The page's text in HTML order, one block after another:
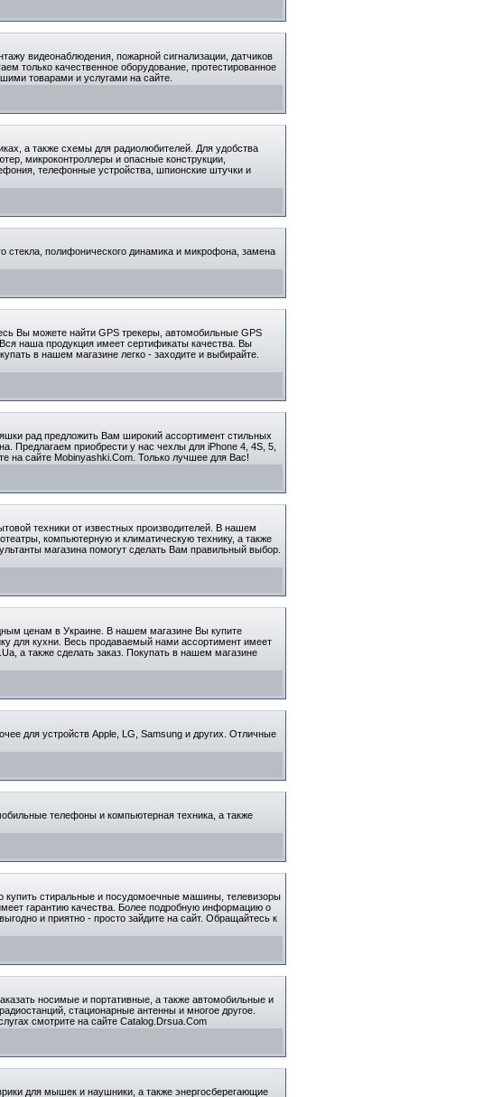
видеонаблюдения, пожарной сигнализации, датчиков
только качественное оборудование, протестированное
товарами и услугами на сайте.
а также схемы для радиолюбителей. Для удобства
микроконтроллеры и опасные конструкции,
телефонные устройства, шпионские штучки и
стекла, полифонического динамика и микрофона, замена
Вы можете найти GPS трекеры, автомобильные GPS
наша продукция имеет сертификаты качества. Вы
в нашем магазине легко - заходите и выбирайте.
рад предложить Вам широкий ассортимент стильных
Предлагаем приобрести у нас чехлы для iPhone 4, 4S, 5,
на сайте Mobinyashki.Com. Только лучшее для Вас!
техники от известных производителей. В нашем
компьютерную и климатическую технику, а также
магазина помогут сделать Вам правильный выбор.
ценам в Украине. В нашем магазине Вы купите
для кухни. Весь продаваемый нами ассортимент имеет
а также сделать заказ. Покупать в нашем магазине
для устройств Apple, LG, Samsung и других. Отличные
телефоны и компьютерная техника, а также
купить стиральные и посудомоечные машины, телевизоры
гарантию качества. Более подробную информацию о
и приятно - просто зайдите на сайт. Обращайтесь к
носимые и портативные, а также автомобильные и
стационарные антенны и многое другое.
смотрите на сайте Catalog.Drsua.Com
для мышек и наушники, а также энергосберегающие